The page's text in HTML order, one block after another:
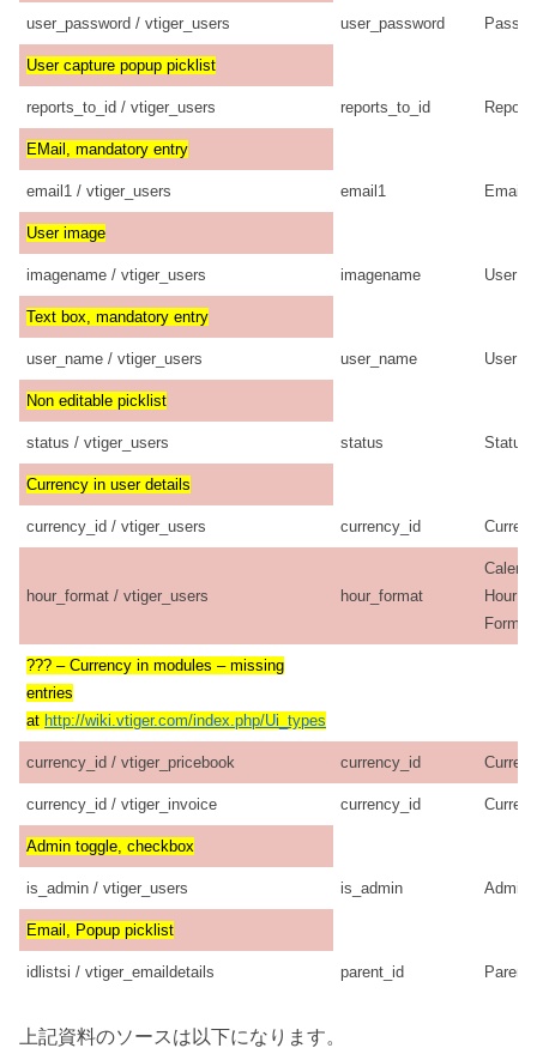
user_password / vtiger_users user_password
User capture popup picklist
reports_to_id / vtiger_users reports_to_id
EMail, mandatory entry
email1 / vtiger_users email1 Email
User image
imagename / vtiger_users imagename User
Text box, mandatory entry
user_name / vtiger_users user_name User
Non editable picklist
status / vtiger_users status Status
Currency in user details
currency_id / vtiger_users currency_id
hour_format / vtiger_users hour_format
Hour
Format
??? – Currency in modules – missing
entries
at http://wiki.vtiger.com/index.php/Ui_types
currency_id / vtiger_pricebook currency_id
currency_id / vtiger_invoice currency_id
Admin toggle, checkbox
is_admin / vtiger_users is_admin Admin
Email, Popup picklist
idlistsi / vtiger_emaildetails parent_id Parent
上記資料のソースは以下になります。